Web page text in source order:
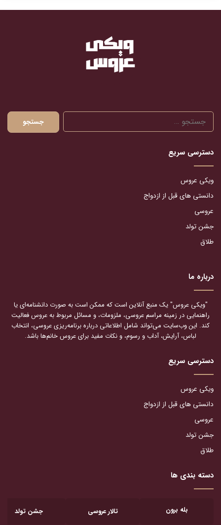
جستجو
برای:
دسترسی سریع
ویکی عروس
دانستی های قبل از ازدواج
عروسی
جشن تولد
طلاق
درباره ما
"ویکی عروس" یک منبع آنلاین است که ممکن است به صورت دانشنامه‌ای یا
راهنمایی در زمینه مراسم عروسی، ملزومات، و مسائل مربوط به عروس فعالیت
کند. این وب‌سایت می‌تواند شامل اطلاعاتی درباره برنامه‌ریزی عروسی، انتخاب
لباس، آرایش، آداب و رسوم، و نکات مفید برای عروس خانم‌ها باشد.
دسترسی سریع
ویکی عروس
دانستی های قبل از ازدواج
عروسی
جشن تولد
طلاق
دسته بندی ها
بله برون تالار عروسی جشن تولد